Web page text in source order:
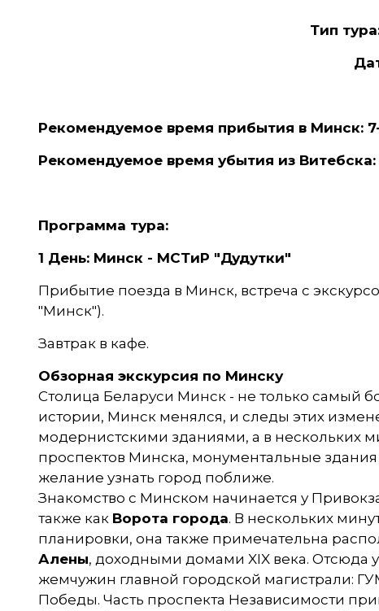
Тип
Рекомендуемое время прибытия в Минск: 7-
Рекомендуемое время убытия из Витебска:
Программа тура:
1 День: Минск - МСТиР "Дудутки"
Прибытие поезда в Минск, встреча с
"Минск").
Завтрак в кафе.
Обзорная экскурсия по Минску
Столица Беларуси Минск - не только самый
истории, Минск менялся, и следы этих
модернистскими зданиями, а в нескольких
проспектов Минска, монументальные здания
желание узнать город поближе.
Знакомство с Минском начинается у
также как Ворота города. В нескольких
планировки, она также примечательна
Алены, доходными домами XIX века. Отсюда
жемчужин главной городской магистрали:
Победы. Часть проспекта Независимости